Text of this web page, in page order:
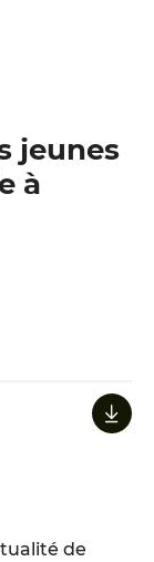
jeunes
à
de